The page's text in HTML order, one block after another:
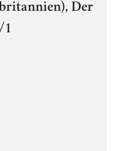
Der
1